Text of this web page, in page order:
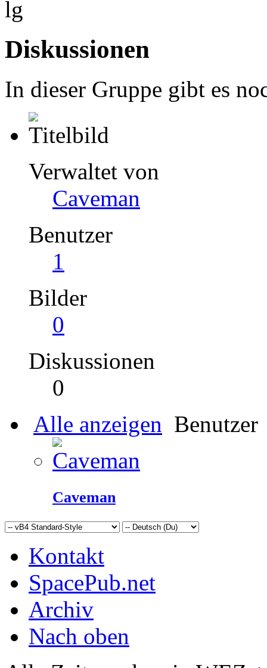
lg
Diskussionen
In dieser Gruppe gibt es
Verwaltet von
Caveman
Benutzer
1
Bilder
0
Diskussionen
0
Alle anzeigen Benutzer
Caveman
Kontakt
SpacePub.net
Archiv
Nach oben